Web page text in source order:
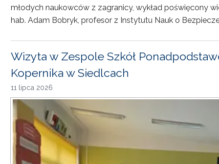
młodych naukowców z zagranicy, wykład poświęcony
hab. Adam Bobryk, profesor z Instytutu Nauk o
Wizyta w Zespole Szkół
Kopernika w Siedlcach
11 lipca 2026